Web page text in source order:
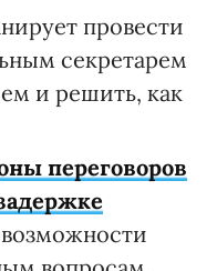
провести
секретарем
и решить, как
переговоров
возможности